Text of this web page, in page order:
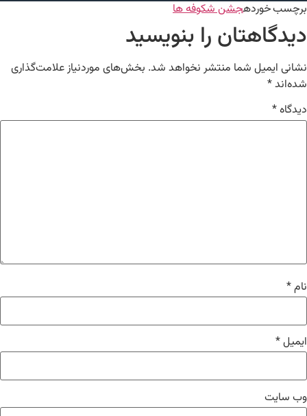
برچسب خوردهجشن شکوفه ها
دیدگاهتان را بنویسید
نشانی ایمیل شما منتشر نخواهد شد. بخش‌های موردنیاز علامت‌گذاری
شده‌اند*
دیدگاه*
نام*
ایمیل*
وب‌ سایت